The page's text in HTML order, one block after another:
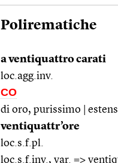
Polirematiche
a ventiquattro carati
loc.agg.inv.
CO
di oro, purissimo |
ventiquattr’ore
loc.s.f.pl.
loc.s.f.inv., var. =>